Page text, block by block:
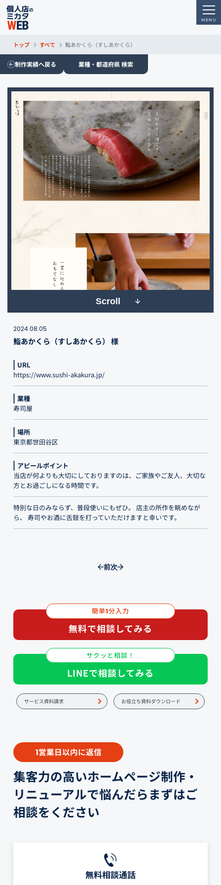
トップ すべて 鮨あかくら（すしあかくら）
制作実績へ戻る 業種・都道府県 検索
Scroll
2024.08.05
鮨あかくら（すしあかくら） 様
URL
https://www.sushi-akakura.jp/
業種
寿司屋
場所
東京都世田谷区
アピールポイント
当店が何よりも大切にしておりますのは、ご家族やご友人、大切な
方とお過ごしになる時間です。
特別な日のみならず、普段使いにもぜひ。 店主の所作を眺めなが
ら、 寿司やお酒に舌鼓を打っていただけますと幸いです。
前次
簡単1分入力
無料で相談してみる
サクッと相談！
LINEで相談してみる
サービス資料請求 お役立ち資料ダウンロード
1営業日以内に返信
集客力の高いホームページ制作・
リニューアルで悩んだらまずはご
相談をください
無料相談通話